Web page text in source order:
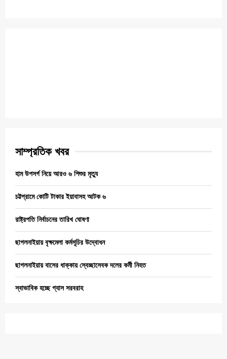
সাম্প্রতিক খবর
হাম উপসর্গ নিয়ে আরও ৬ শিশুর মৃত্যু
চট্টগ্রামে কোটি টাকার ইয়াবাসহ আটক ৬
রাষ্ট্রপতি নির্বাচনের তারিখ ঘোষণা
ছাগলনাইয়ায় বৃক্ষমেলা কর্মসূচির উদ্বোধন
ছাগলনাইয়ায় বাসের ধাক্কায় স্বেচ্ছাসেবক দলের কর্মী নিহত
স্বাভাবিক হচ্ছে গ্যাস সরবরাহ